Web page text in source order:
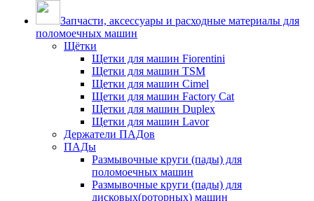
Запчасти, аксессуары и расходные материалы для
поломоечных машин
Щётки
Щетки для машин Fiorentini
Щетки для машин TSM
Щетки для машин Cimel
Щетки для машин Factory Cat
Щетки для машин Duplex
Щетки для машин Lavor
Держатели ПАДов
ПАДы
Размывочные круги (пады) для
поломоечных машин
Размывочные круги (пады) для
дисковых(роторных) машин